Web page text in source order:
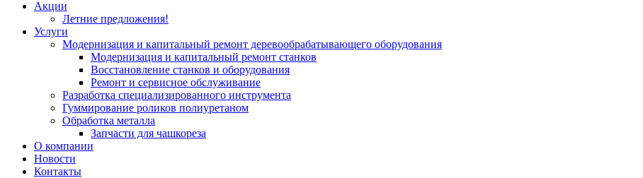
Акции
Летние предложения!
Услуги
Модернизация и капитальный ремонт деревообрабатывающего оборудования
Модернизация и капитальный ремонт станков
Восстановление станков и оборудования
Ремонт и сервисное обслуживание
Разработка специализированного инструмента
Гуммирование роликов полиуретаном
Обработка металла
Запчасти для чашкореза
О компании
Новости
Контакты